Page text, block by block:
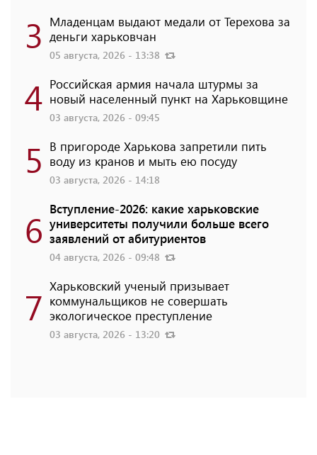
3 Младенцам выдают медали от Терехова за
деньги харьковчан
05 августа, 2026 - 13:38
4 Российская армия начала штурмы за
новый населенный пункт на Харьковщине
03 августа, 2026 - 09:45
5 В пригороде Харькова запретили пить
воду из кранов и мыть ею посуду
03 августа, 2026 - 14:18
6 Вступление-2026: какие харьковские
университеты получили больше всего
заявлений от абитуриентов
04 августа, 2026 - 09:48
7 Харьковский ученый призывает
коммунальщиков не совершать
экологическое преступление
03 августа, 2026 - 13:20